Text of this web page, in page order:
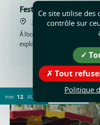
Festivement vôtre
38680 Pont-en-Royans
À l'occasion des 40 ans de la
explore la fête comme un
mer. 12 AOÛT
Ce site utilise des
contrôle sur
Tout
Politique